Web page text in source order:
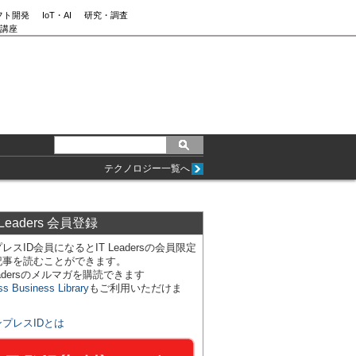
ト開発 IoT・AI
研究・調査
座
テクノロジー一覧へ
会員登録
スID会員になるとIT Leadersの会員限定
を読むことができます。
のメルマガを購読できます
Business Libraryもご利用いただけま
プレスIDとは